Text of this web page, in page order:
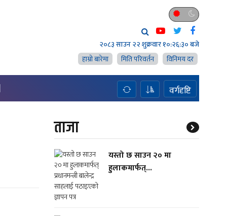
२०८३ साउन २२ शुक्रवार१०:२६:३० बजे
हाम्राे बारेमा
मिति परिवर्तन विनिमय दर
वर्गदृष्टि
ताजा
यस्तो छ साउन २० मा
हुलाकमार्फत्...